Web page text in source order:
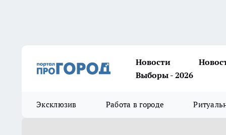
Новости
Выборы - 2026
Эксклюзив Работа в городе